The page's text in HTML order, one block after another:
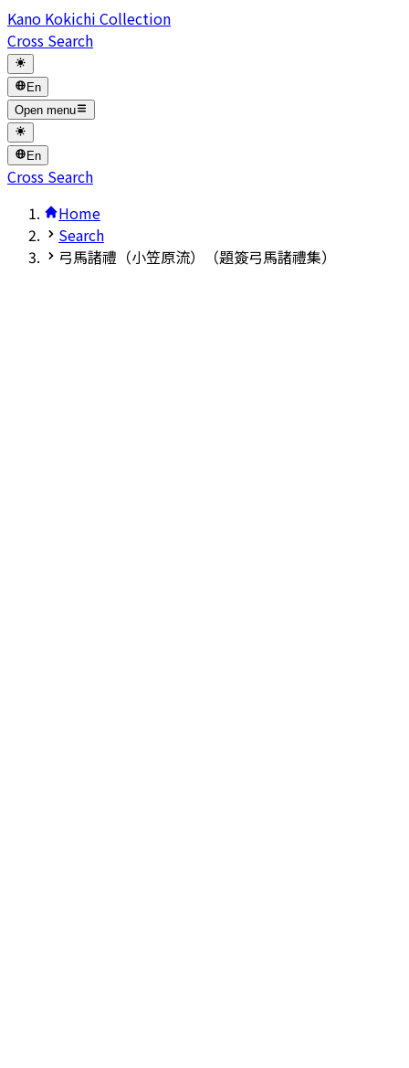
Kano Kokichi Collection
Cross Search
En
Open menu
En
Cross Search
Home
Search
弓馬諸禮（小笠原流）（題簽弓馬諸禮集）